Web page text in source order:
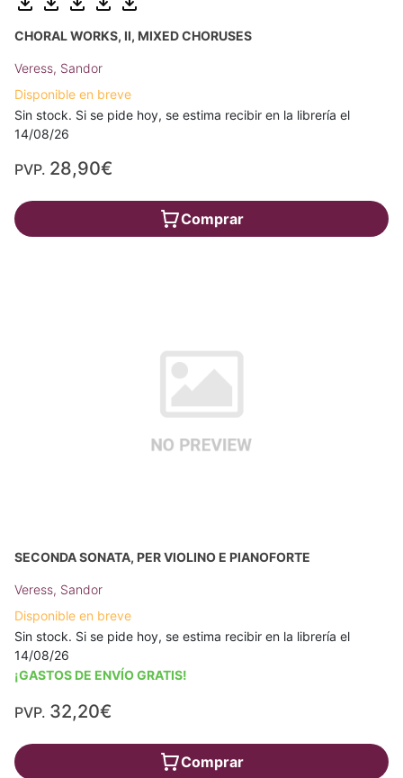
CHORAL WORKS, II, MIXED CHORUSES
Veress, Sandor
Disponible en breve
Sin stock. Si se pide hoy, se estima recibir en la librería el
14/08/26
PVP. 28,90€
Comprar
SECONDA SONATA, PER VIOLINO E PIANOFORTE
Veress, Sandor
Disponible en breve
Sin stock. Si se pide hoy, se estima recibir en la librería el
14/08/26
¡GASTOS DE ENVÍO GRATIS!
PVP. 32,20€
Comprar